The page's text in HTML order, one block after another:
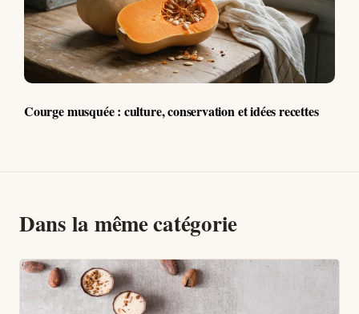
Courge musquée : culture, conservation et idées recettes
Dans la même catégorie